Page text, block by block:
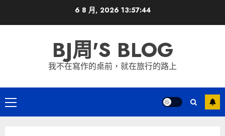
6 8 月, 2026 13:57:47
BJ周'S BLOG
我不在寫作的桌前，就在旅行的路上
Primary
Menu